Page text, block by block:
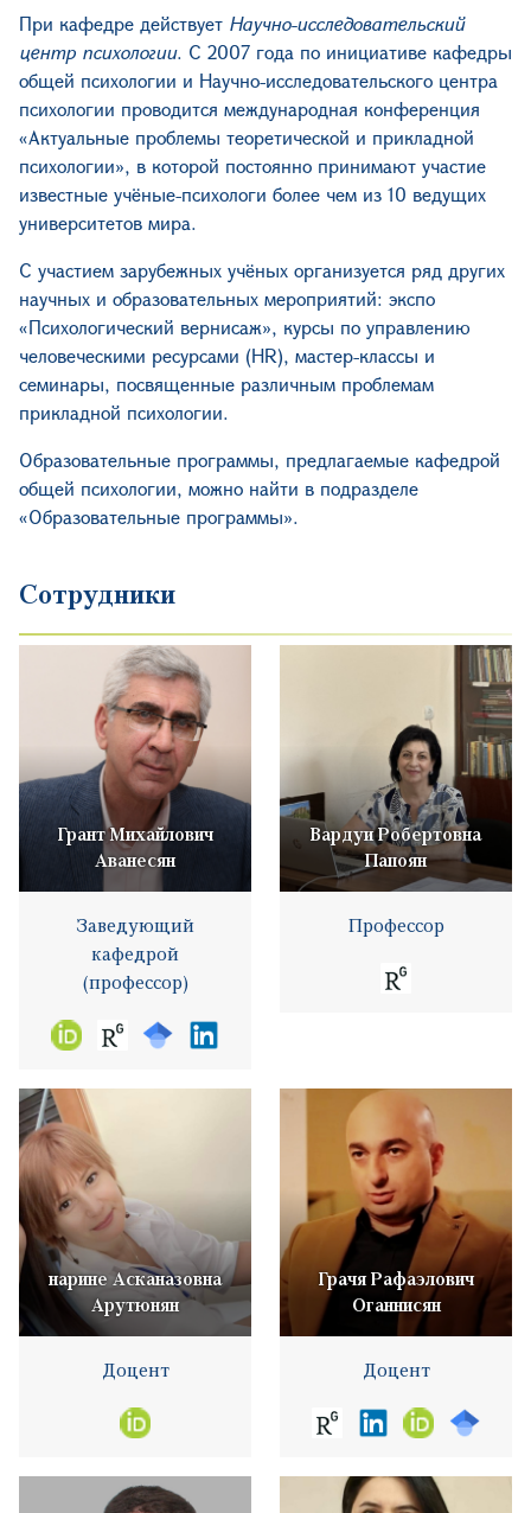
При кафедре действует Научно-исследовательский
центр психологии. С 2007 года по инициативе кафедры
общей психологии и Научно-исследовательского центра
психологии проводится международная конференция
«Актуальные проблемы теоретической и прикладной
психологии», в которой постоянно принимают участие
известные учёные-психологи более чем из 10 ведущих
университетов мира.
С участием зарубежных учёных организуется ряд других
научных и образовательных мероприятий: экспо
«Психологический вернисаж», курсы по управлению
человеческими ресурсами (HR), мастер-классы и
семинары, посвященные различным проблемам
прикладной психологии.
Образовательные программы, предлагаемые кафедрой
общей психологии, можно найти в подразделе
«Образовательные программы».
Сотрудники
Грант Михайлович
Аванесян
Заведующий
кафедрой
(профессор)
Вардуи Робертовна
Папоян
Профессор
нарине Асканазовна
Арутюнян
Доцент
Грачя Рафаэлович
Оганнисян
Доцент